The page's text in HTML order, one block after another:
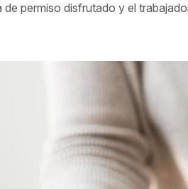
de permiso disfrutado y el